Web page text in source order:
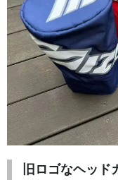
旧ロゴなヘッド
いつでもメ